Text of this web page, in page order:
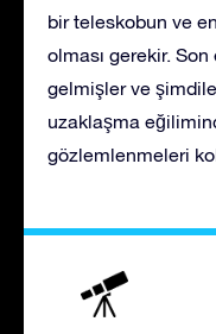
bir teleskobun ve
olması gerekir.
gelmişler ve
uzaklaşma
gözlemlenmeleri